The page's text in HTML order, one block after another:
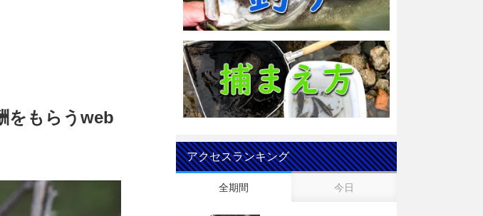
をもらう web
アクセスランキング
全期間 今日